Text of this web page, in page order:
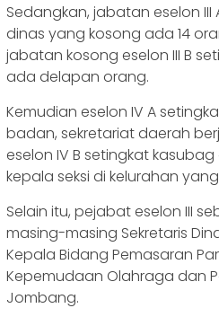
Sedangkan, jabatan eselon III
dinas yang kosong ada 14
jabatan kosong eselon III B
ada delapan orang.
Kemudian eselon IV A
badan, sekretariat daerah
eselon IV B setingkat
kepala seksi di kelurahan
Selain itu, pejabat eselon III
masing-masing Sekretaris
Kepala Bidang Pemasaran
Kepemudaan Olahraga dan
Jombang.